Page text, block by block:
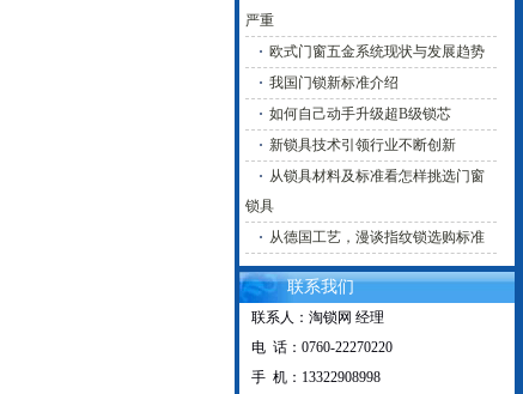
严重
欧式门窗五金系统现状与发展趋势
我国门锁新标准介绍
如何自己动手升级超B级锁芯
新锁具技术引领行业不断创新
从锁具材料及标准看怎样挑选门窗
锁具
从德国工艺，漫谈指纹锁选购标准
联系我们
联系人：淘锁网 经理
电 话：0760-22270220
手 机：13322908998